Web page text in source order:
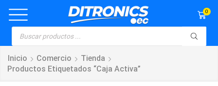
0
Inicio Comercio
Tienda
Productos Etiquetados “caja Activa”